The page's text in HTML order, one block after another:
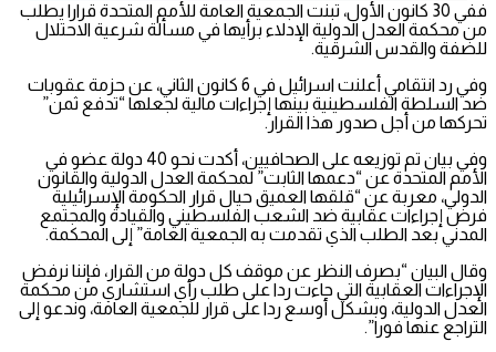
ففي 30 كانون الأول، تبنت الجمعية العامة للأمم المتحدة قرارا يطلب
من محكمة العدل الدولية الإدلاء برأيها في مسألة شرعية الاحتلال
للضفة والقدس الشرقية.
وفي رد انتقامي أعلنت اسرائيل في 6 كانون الثاني، عن حزمة عقوبات
ضد السلطة الفلسطينية بينها إجراءات مالية لجعلها “تدفع ثمن”
تحركها من أجل صدور هذا القرار.
وفي بيان تم توزيعه على الصحافيين، أكدت نحو 40 دولة عضو في
الأمم المتحدة عن “دعمها الثابت” لمحكمة العدل الدولية والقانون
الدولي، معربة عن “قلقها العميق حيال قرار الحكومة الإسرائيلية
فرض إجراءات عقابية ضد الشعب الفلسطيني والقيادة والمجتمع
المدني بعد الطلب الذي تقدمت به الجمعية العامة” إلى المحكمة.
وقال البيان “بصرف النظر عن موقف كل دولة من القرار، فإننا نرفض
الإجراءات العقابية التي جاءت ردا على طلب رأي استشاري من محكمة
العدل الدولية، وبشكل أوسع ردا على قرار للجمعية العامة، وندعو إلى
التراجع عنها فورا”.